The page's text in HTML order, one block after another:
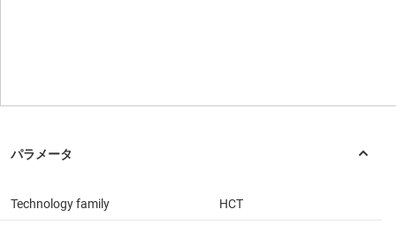
Technology family HCT